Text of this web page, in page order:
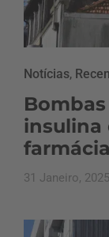
Notícias,
insulina
31 Janeiro,